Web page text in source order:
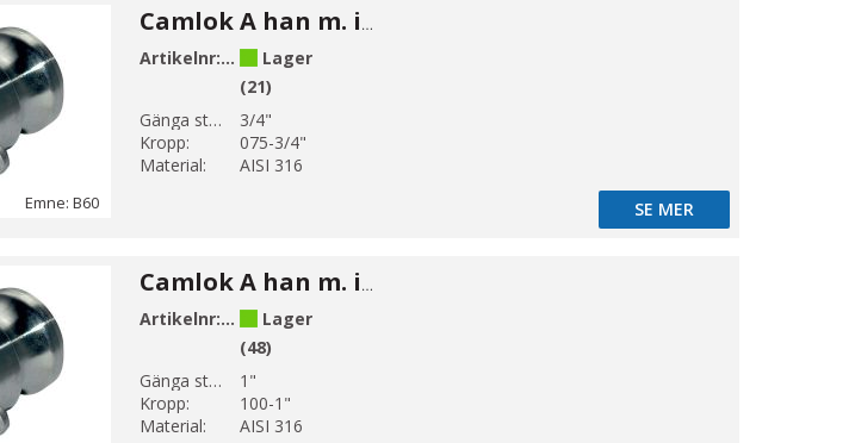
Emne: B60
Camlok A han m. inv 3/4"
Artikelnr:B60-5Lager
(21)
Gänga storlek 1:
3/4"
Kropp:
075-3/4"
Material:
AISI 316
SE MER
Camlok A han m. inv 1"
Artikelnr:B60-6Lager
(48)
Gänga storlek 1:
1"
Kropp:
100-1"
Material:
AISI 316